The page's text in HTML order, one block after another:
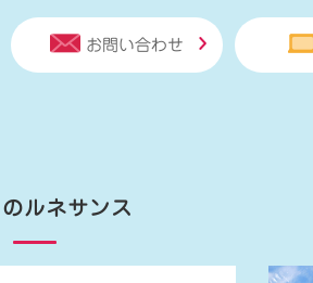
お問い合わせ
ルネサンス